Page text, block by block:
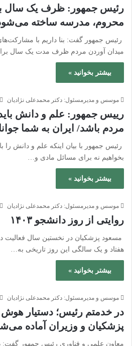
رئیس جمهور: ظرف یک سال
محروم، مدرسه ساخته
رئیس جمهور گفت: بنا داریم با
میدان آوردن مردم ظرف مدت یک سال
بیشتر بخوانید »
موسس و مدیرمسئول: دکتر محمدعلی نژادیان
رییس جمهور: علم و دانش
مردم باشد/ ایران به شما
رئیس جمهور با بیان اینکه علم و دانش را
بخواهیم نه برای مسائل مادی و…
بیشتر بخوانید »
موسس و مدیرمسئول: دکتر محمدعلی نژادیان
روایتی از روز دانشجو ۱۴۰۳
مسعود پزشکیان در نخستین سال فعالیت
هفتاد و یک سالگی این روز تاریخی به…
بیشتر بخوانید »
موسس و مدیرمسئول: دکتر محمدعلی نژادیان
در خدمتم رئیس؛ دستیار
پزشکیان و وزیران آماده
معاون علمی و فناوری رئیس جمهور